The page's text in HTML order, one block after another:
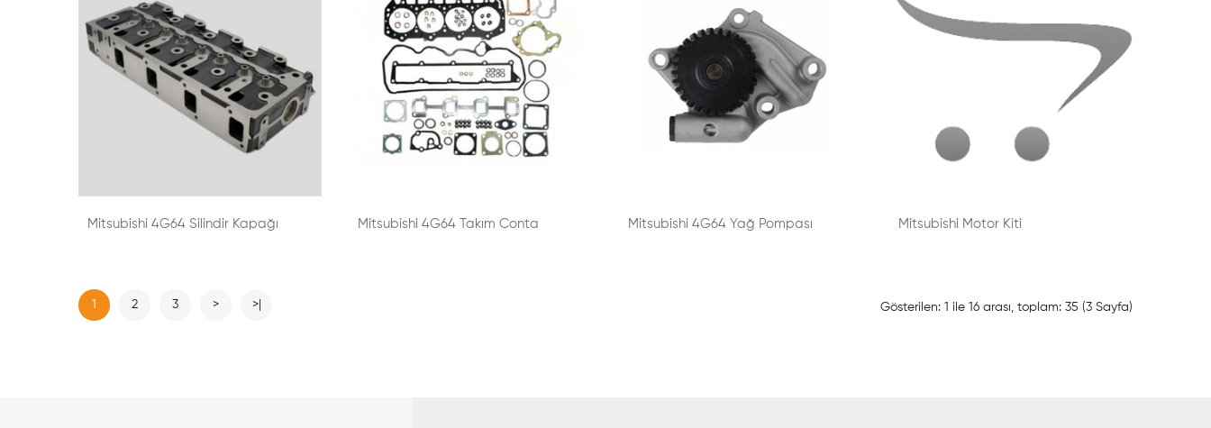
Mitsubishi 4G64 Silindir Kapağı Mitsubishi 4G64 Takım Conta Mitsubishi 4G64 Yağ Pompası Mitsubishi Motor Kiti
1 2 3 > >| Gösterilen: 1 ile 16 arası, toplam: 35 (3 Sayfa)